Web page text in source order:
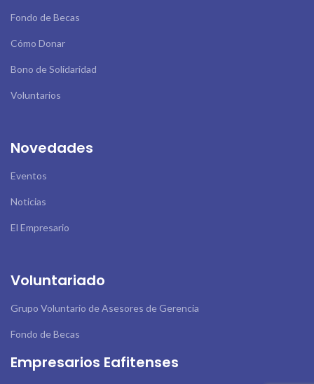
Fondo de Becas
Cómo Donar
Bono de Solidaridad
Voluntarios
Novedades
Eventos
Noticias
El Empresario
Voluntariado
Grupo Voluntario de Asesores de Gerencia
Fondo de Becas
Empresarios Eafitenses